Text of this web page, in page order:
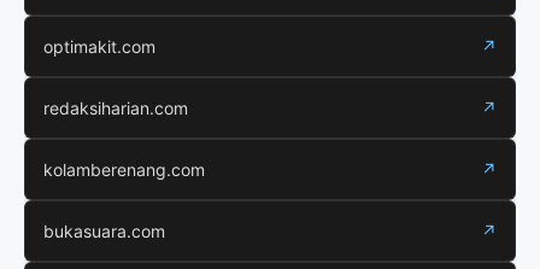
optimakit.com ↗
redaksiharian.com ↗
kolamberenang.com ↗
bukasuara.com ↗